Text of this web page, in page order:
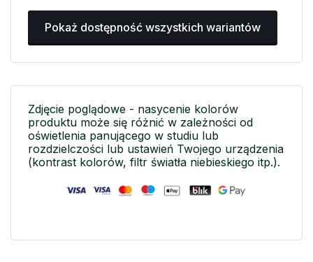
Pokaż dostępność wszystkich wariantów
Zdjęcie poglądowe - nasycenie kolorów
produktu może się różnić w zależności od
oświetlenia panującego w studiu lub
rozdzielczości lub ustawień Twojego urządzenia
(kontrast kolorów, filtr światła niebieskiego itp.).